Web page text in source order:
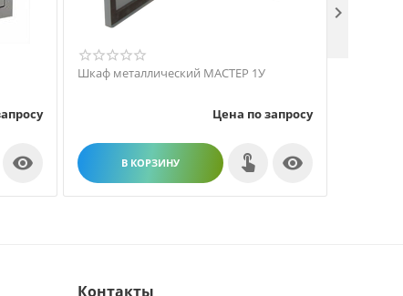

Шкаф металлический МАСТЕР 1У
Цена по запросу
В КОРЗИНУ 

Контакты